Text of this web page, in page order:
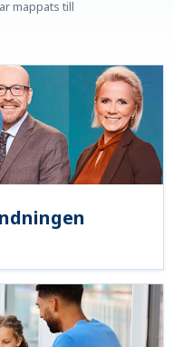
mappats till